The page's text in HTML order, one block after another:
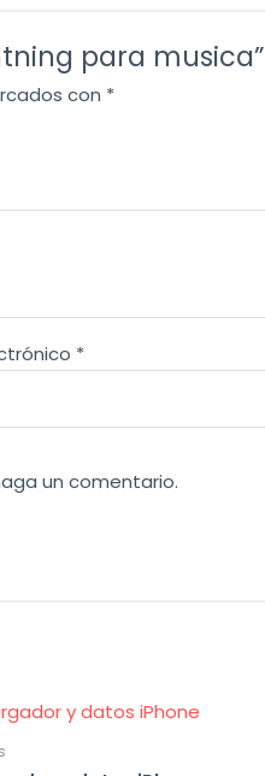
para musica”
con *
*
un comentario.